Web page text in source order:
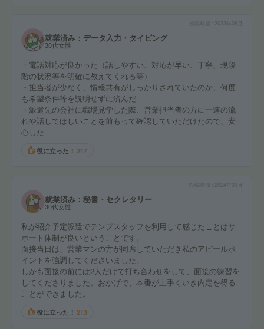
就業済み：データ入力・タイピング
30代女性
・電話対応が良かった（話しやすい、対応が早い、丁寧、現段
階の状況等を明確に教えてくれる等）
・担当者が少なく、情報共有がしっかりされていたのか、何度
も希望条件等を説明せずに済んだ
・派遣先の会社に職場見学した際、営業担当者の方に一連の流
れや話してほしいことを前もって確認していただけたので、安
心した
役に立った！ 217
2024年03月
就業済み：秘書・セクレタリー
30代女性
私が紹介予定派遣でテンプスタッフを利用して感じたことはサ
ポート体制が良いということです。
面接当日は、営業マンの方が同席していただき私のアピールポ
イントを強調してくださいました。
しかも面接の前には2人だけで打ち合わせをして、面接の練習を
してくださりました。おかげで、本番が上手くいき内定を得る
ことができました。
役に立った！ 213